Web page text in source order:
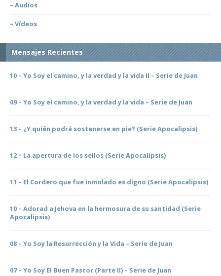
– Audios
– Vídeos
Mensajes Recientes
10 – Yo Soy el camino, y la verdad y la vida II – Serie de Juan
09 – Yo Soy el camino, y la verdad y la vida – Serie de Juan
13 – ¿Y quién podrá sostenerse en pie? (Serie Apocalipsis)
12 – La apertura de los sellos (Serie Apocalipsis)
11 – El Cordero que fue inmolado es digno (Serie Apocalipsis)
10 – Adorad a Jehova en la hermosura de su santidad (Serie
Apocalipsis)
08 – Yo Soy la Resurrección y la Vida – Serie de Juan
07 – Yo Soy El Buen Pastor (Parte II) – Serie de Juan